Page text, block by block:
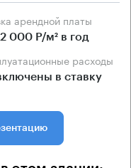
арендной платы
000 Р/м² в год
расходы
в ставку